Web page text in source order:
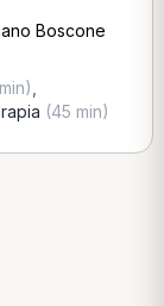
Boscone
(45 min)